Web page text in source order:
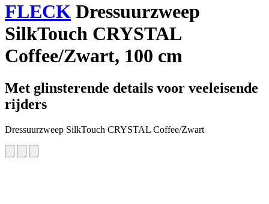
FLECK Dressuurzweep
SilkTouch CRYSTAL
Coffee/Zwart, 100 cm
Met glinsterende details voor veeleisende
rijders
Dressuurzweep SilkTouch CRYSTAL Coffee/Zwart